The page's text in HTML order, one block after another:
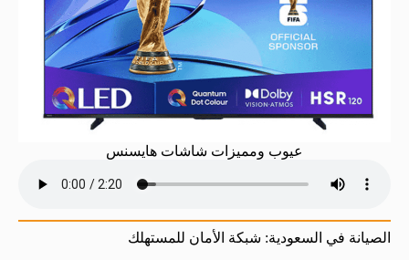
عيوب ومميزات شاشات هايسنس
الصيانة في السعودية: شبكة الأمان للمستهلك